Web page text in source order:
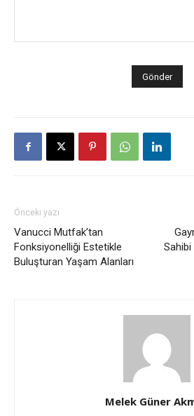
Önceki yazı
Vanucci Mutfak’tan
Fonksiyonelliği Estetikle
Buluşturan Yaşam Alanları
Sahibi
Melek Güner